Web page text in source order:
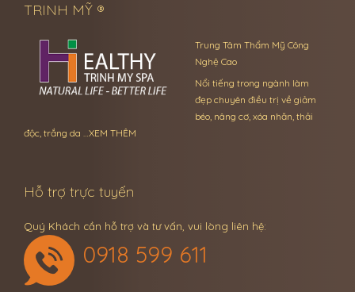
TRINH MỸ ®
Trung Tâm Thẩm Mỹ Công
Nghệ Cao
Nổi tiếng trong ngành làm
đẹp chuyên điều trị về giảm
béo, nâng cơ, xóa nhăn, thải
độc, trắng da …XEM THÊM
Hỗ trợ trực tuyến
Quý Khách cần hỗ trợ và tư vấn, vui lòng liên hệ:
0918 599 611